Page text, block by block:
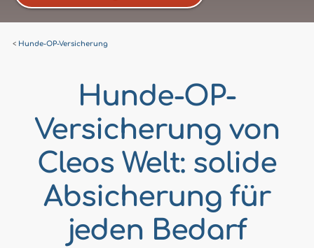
Hunde-OP-Versicherung
Hunde-OP-
Versicherung von
Cleos Welt: solide
Absicherung für
jeden Bedarf